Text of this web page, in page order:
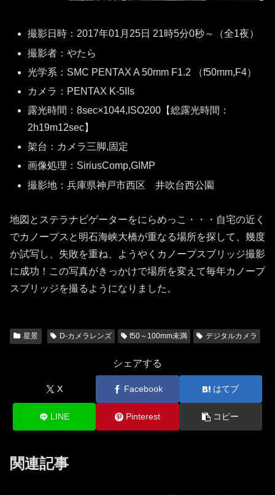
撮影日時：2017年01月25日 21時5分0秒～（全1夜）
撮影者：やたら
光学系：SMC PENTAX A 50mm F1.2 （f50mm,F4）
カメラ：PENTAX K-5IIs
露光時間：8sec×1044,ISO200【総露光時間：
2h19m12sec】
架台：カメラ三脚,固定
画像処理：SiriusComp,GIMP
撮影地：兵庫県神戸市西区 井吹台西公園
地図とステラナビゲーターをにらめっこ・・・自宅の近く
でカノープスと明石海峡大橋が重なる場所を探して、幾度
か試写し、失敗を重ね、ようやくカノープスブリッジ撮影
に成功！この写真がきっかけで場所を変えて毎年カノープ
スブリッジを撮るようになりました。
星景 D-カメラレンズ f50～100mm未満 デジタルカメラ
シェアする
X Facebook はてブ
LINE Pinterest コピー
関連記事